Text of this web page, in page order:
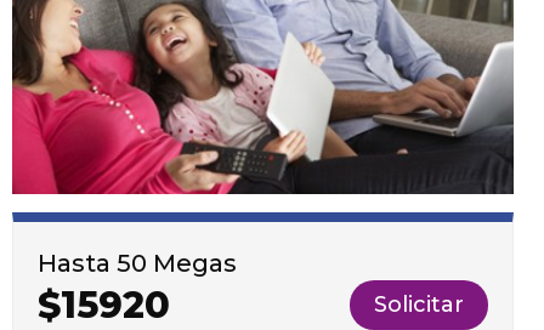
Hasta 50 Megas
$15920 Solicitar